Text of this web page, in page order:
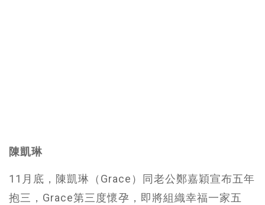
陳凱琳
11月底，陳凱琳（Grace）同老公鄭嘉穎宣布五年
抱三，Grace第三度懷孕，即將組織幸福一家五